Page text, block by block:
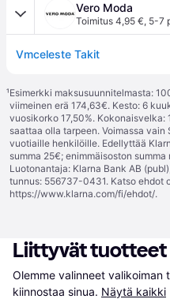
Vero Moda
Toimitus 4,95 €, 5-7
Vmceleste Takit
¹Esimerkki maksusuunnitelmasta:
viimeinen erä 174,63€. Kesto: 6
vuosikorko 17,50%.
saattaa olla tarpeen. Voimassa
vuotiaille henkilöille. Edellyttää
summa 25€; enimmäisoston
Luotonantaja: Klarna Bank AB
tunnus: 556737-0431. Katso ehdot
https://www.klarna.com/fi/ehdot/.
Liittyvät tuotteet
Olemme valinneet
kiinnostaa sinua. Näytä kaikki